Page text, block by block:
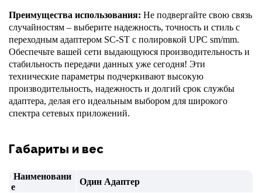
Преимущества использования: Не подвергайте свою связь
случайностям – выберите надежность, точность и стиль с
переходным адаптером SC-ST с полировкой UPC sm/mm.
Обеспечьте вашей сети выдающуюся производительность и
стабильность передачи данных уже сегодня! Эти
технические параметры подчеркивают высокую
производительность, надежность и долгий срок службы
адаптера, делая его идеальным выбором для широкого
спектра сетевых приложений.
Габариты и вес
Наименовани
е
Один Адаптер